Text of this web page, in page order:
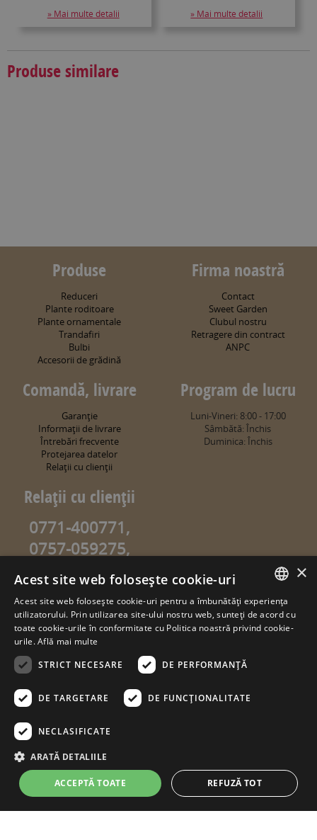
» Mai multe detalii » Mai multe detalii
Produse similare
Produse
Reduceri
Plante roditoare
Plante ornamentale
Trandafiri
Bulbi
Accesorii de grădină
Firma noastră
Contact
Sweet Garden
Clubul nostru
Retragere din contract
ANPC
Comandă, livrare
Garanţie
Informaţii de livrare
Întrebări frecvente
Protejarea datelor
Relaţii cu clienţii
Program de lucru
Luni-Vineri: 8:00 - 17:00
Sâmbătă: Închis
Duminica: Închis
Relaţii cu clienţii
0771-400771,
0757-059275,
0757-059274
info@sweetgarden.ro
© copyright 2026. sweetgarden.ro
Toate drepturile rezervate. Reproducerea integrală sau parţială a
textelor sau a ilustraţiilor din orice pagină a site-ului
www.sweetgarden.ro este posibilă numai cu acordul prealabil
pedepseşte conform legii. Eventualele încălcări ale dreptului de
autor, vă rugăm să ne comunicaţi la adresa de e.mail:
info@sweetgarden.ro
ROMANIAN
HUNGARIAN
×
Acest site web folosește cookie-uri
Acest site web folosește cookie-uri pentru a îmbunătăți experiența
utilizatorului. Prin utilizarea site-ului nostru web, sunteți de acord cu
toate cookie-urile în conformitate cu Politica noastră privind cookie-
urile.Află mai multe
STRICT NECESARE
DE PERFORMANȚĂ
DE TARGETARE DE FUNCŢIONALITATE
NECLASIFICATE
ARATĂ DETALIILE
ACCEPTĂ TOATE REFUZĂ TOT